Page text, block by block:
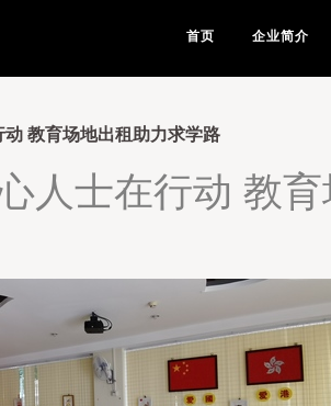
首页 企业简介
教育场地出租助力求学路
人士在行动 教